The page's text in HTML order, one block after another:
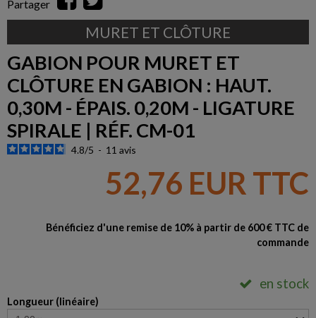
Partager
MURET ET CLÔTURE
GABION POUR MURET ET
CLÔTURE EN GABION : HAUT.
0,30M - ÉPAIS. 0,20M - LIGATURE
SPIRALE | RÉF. CM-01
4.8/5 - 11 avis
52,76 EUR TTC
Bénéficiez d'une remise de 10% à partir de 600 € TTC de
commande
en stock
Longueur (linéaire)